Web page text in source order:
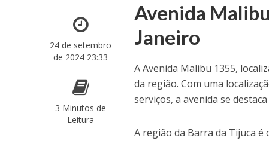
24 de setembro
de 2024 23:33
3 Minutos de
Leitura
Avenida
Janeiro
A Avenida Malibu 1355,
da região. Com uma
serviços, a avenida se
A região da Barra da Tijuca